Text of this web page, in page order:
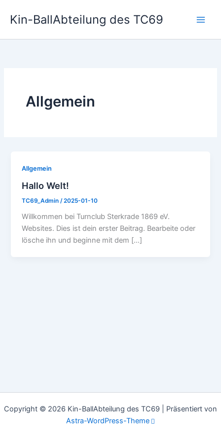
InhaltKin-BallAbteilung des TC69
Allgemein
Allgemein
Hallo Welt!
TC69_Admin /2025-01-10
Willkommen bei Turnclub Sterkrade 1869 eV.
Websites. Dies ist dein erster Beitrag. Bearbeite oder
lösche ihn und beginne mit dem […]
Copyright © 2026 Kin-BallAbteilung des TC69 | Präsentiert von
Astra-WordPress-Theme